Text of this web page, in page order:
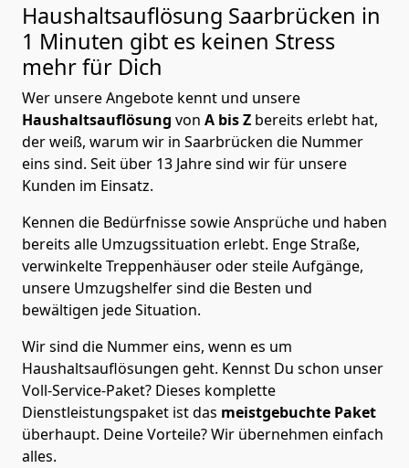
Haushaltsauflösung Saarbrücken in
1 Minuten gibt es keinen Stress
mehr für Dich
Wer unsere Angebote kennt und unsere
Haushaltsauflösung von A bis Z bereits erlebt hat,
der weiß, warum wir in Saarbrücken die Nummer
eins sind. Seit über 13 Jahre sind wir für unsere
Kunden im Einsatz.
Kennen die Bedürfnisse sowie Ansprüche und haben
bereits alle Umzugssituation erlebt. Enge Straße,
verwinkelte Treppenhäuser oder steile Aufgänge,
unsere Umzugshelfer sind die Besten und
bewältigen jede Situation.
Wir sind die Nummer eins, wenn es um
Haushaltsauflösungen geht. Kennst Du schon unser
Voll-Service-Paket? Dieses komplette
Dienstleistungspaket ist das meistgebuchte Paket
überhaupt. Deine Vorteile? Wir übernehmen einfach
alles.